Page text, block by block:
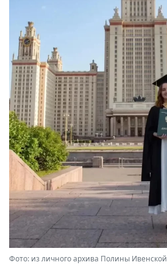
Фото: из личного архива Полины Ивенской